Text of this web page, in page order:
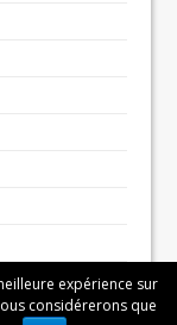
expérience sur
considérerons que